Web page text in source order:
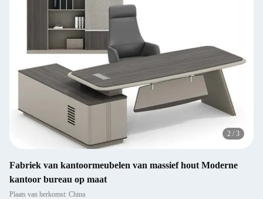
2 / 3
Fabriek van kantoormeubelen van massief hout Moderne
kantoor bureau op maat
Plaats van herkomst: China